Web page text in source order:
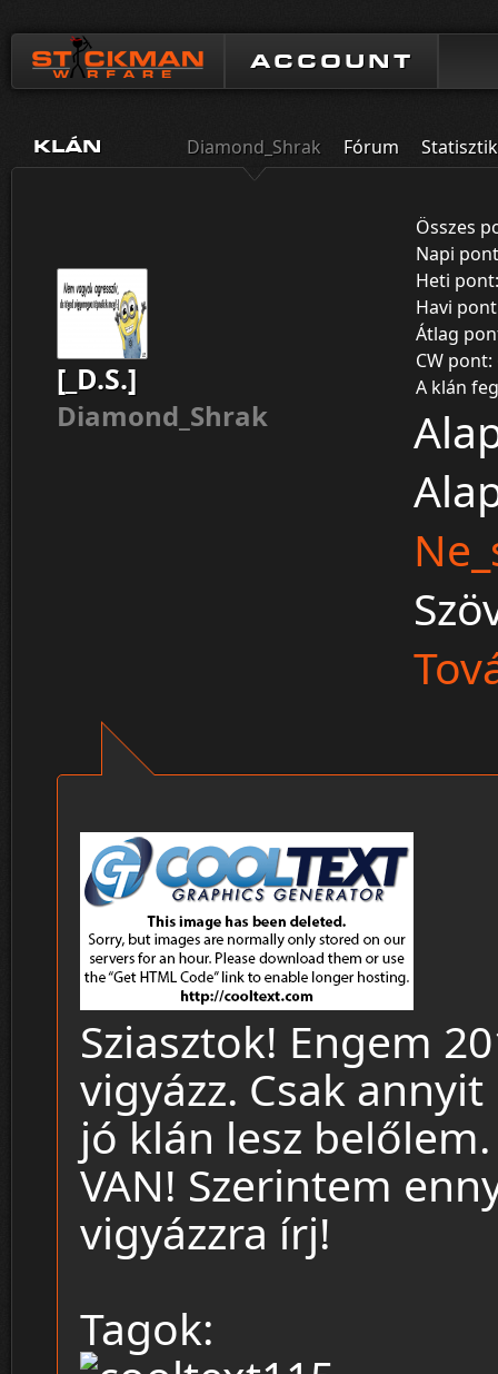
ACCOUNT
KLÁN Diamond_Shrak Fórum
[_D.S.]
Diamond_Shrak
Összes
Napi
Heti
Havi
Átlag
CW pont:
A klán
Sziasztok! Engem
vigyázz. Csak
jó klán lesz
VAN! Szerintem
vigyázzra írj!
Tagok: